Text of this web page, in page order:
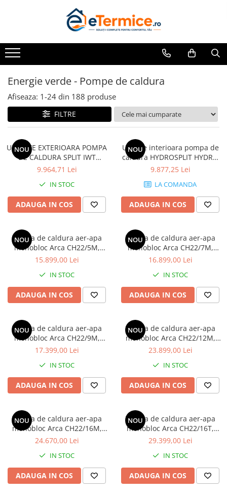
Toate Produsele
Climatizare
Ventiloconvector
Aparate aer conditionat multi-split
Aparate aer conditionat
rezidential
Centrale termice
Centrale pe gaz
Centrale electrice
Accesorii de montaj
Energie verde - Pompe de caldura
Panouri solare
Pompe de caldura
Colectoare solare plane
Colectoare solare cu tub-vidat
Accesorii sisteme solare
Accesorii pompe de caldura
Puffere
Cazane pe lemne cu gazeificare
Cazane pe biomasa nelemnoasa
Cazane si termoseminee pe peleti
Centrale mixte lemn-pelet
Accesorii de montaj
Radiatoare
Radiatoare din otel
Radiatoare din aluminiu
Radiatoare de baie portprosop
Accesorii radiatoare
Energie verde - Pompe de caldura
Afiseaza: 1-24 din 188 produse
FILTRE
NOU
UNITATE EXTERIOARA POMPA
DE CALDURA SPLIT IWT
HYDRO BOX R32 MONOFAZIC
9.964,71 Lei
IN STOC
ADAUGA IN COS
NOU
Unitate interioara pompa de
caldura HYDROSPLIT HYDRO
BOX R32 TRIFAZIC IDU HN1600
9.877,25 Lei
LA COMANDA
ADAUGA IN COS
NOU
Pompa de caldura aer-apa
monobloc Arca CH22/5M,
monofazata, clasa energetica
15.899,00 Lei
IN STOC
ADAUGA IN COS
NOU
Pompa de caldura aer-apa
monobloc Arca CH22/7M,
monofazata, clasa energetica
16.899,00 Lei
IN STOC
ADAUGA IN COS
NOU
Pompa de caldura aer-apa
monobloc Arca CH22/9M,
monofazata, clasa energetica
17.399,00 Lei
IN STOC
ADAUGA IN COS
NOU
Pompa de caldura aer-apa
monobloc Arca CH22/12M,
monofazata, clasa energetica
23.899,00 Lei
IN STOC
ADAUGA IN COS
NOU
Pompa de caldura aer-apa
monobloc Arca CH22/16M,
monofazata, clasa energetica
24.670,00 Lei
IN STOC
ADAUGA IN COS
NOU
Pompa de caldura aer-apa
monobloc Arca CH22/16T,
trifazata, clasa energetica
29.399,00 Lei
IN STOC
ADAUGA IN COS